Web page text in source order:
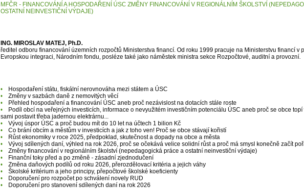
MFČR - FINANCOVÁNÍ A HOSPODAŘENÍ ÚSC ZMĚNY FINANCOVÁNÍ V REGIONÁLNÍM ŠKOLSTVÍ
OSTATNÍ NEINVESTIČNÍ VÝDAJE)
ING. MIROSLAV MATEJ, Ph.D.
ředitel odboru financování územních rozpočtů Ministerstva financí. Od roku 1999 pracuje na Ministerstvu financí v
Evropskou integraci, Národním fondu, posléze také jako náměstek ministra sekce Rozpočtové, auditní a provozní.
•
Hospodaření státu, fiskální nerovnováha mezi státem a ÚSC
•
Změny v sazbách daně z nemovitých věcí
•
Přehled hospodaření a financování ÚSC aneb proč nezávislost na dotacích stále roste
•
Podíl obcí na veřejných investicích, informace o nevyužitém investičním potenciálu ÚSC aneb proč se obce
sami postavit třeba jadernou elektrárnu...
•
Vývoj úspor ÚSC a proč budou mít do 10 let na účtech 1 bilion Kč
•
Co brání obcím a městům v investicích a jak z toho ven! Proč se obce stávají kořistí
•
Růst ekonomiky v roce 2025, předpoklad, skutečnost a dopady na obce a města
•
Vývoj sdílených daní, výhled na rok 2026, proč se očekává velice solidní růst a proč má smysl konečně začít
•
Změny financování v regionálním školství (nepedagogická práce a ostatní neinvestiční výdaje)
•
Finanční toky před a po změně - zásadní zjednodučení
•
Změna daňových podílů od roku 2026, přerozdělovací kritéria a jejich váhy
• Školské kritérium a jeho principy, přepočtové školské koeficienty
•
Doporučení pro rozpočet po schválení novely RUD
•
Doporučení pro stanovení sdílených daní na rok 2026